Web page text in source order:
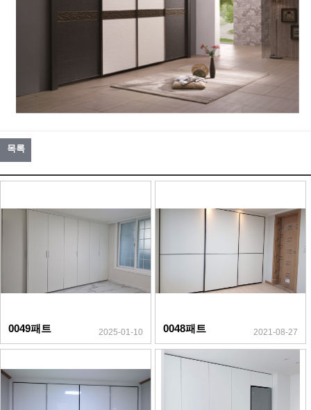
목록
0049패트 2025-01-10 0048패트 2021-08-27